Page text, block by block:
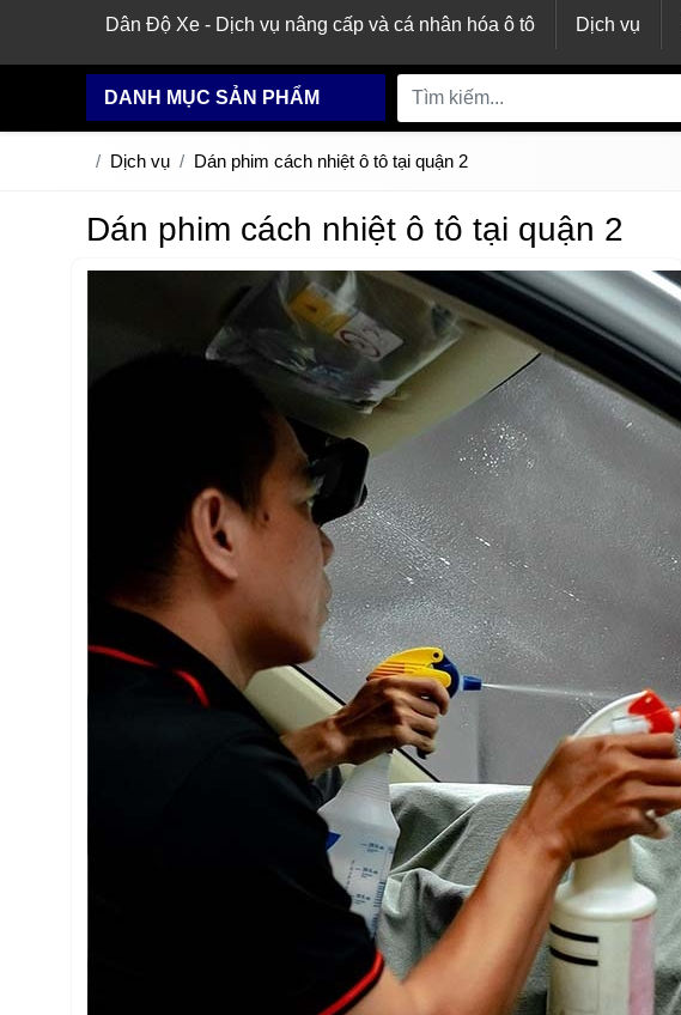
Dân Độ Xe - Dịch vụ nâng cấp và cá nhân hóa ô tô Dịch vụ
DANH MỤC SẢN PHẨM
Dịch vụ Dán phim cách nhiệt ô tô tại quận 2
Dán phim cách nhiệt ô tô tại quận 2